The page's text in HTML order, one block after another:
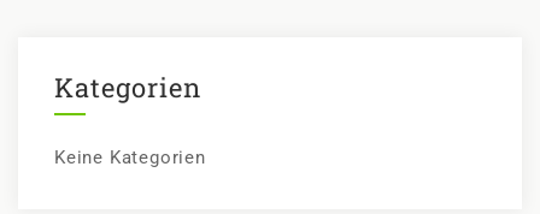
n
a
h
Kategorien
Keine Kategorien